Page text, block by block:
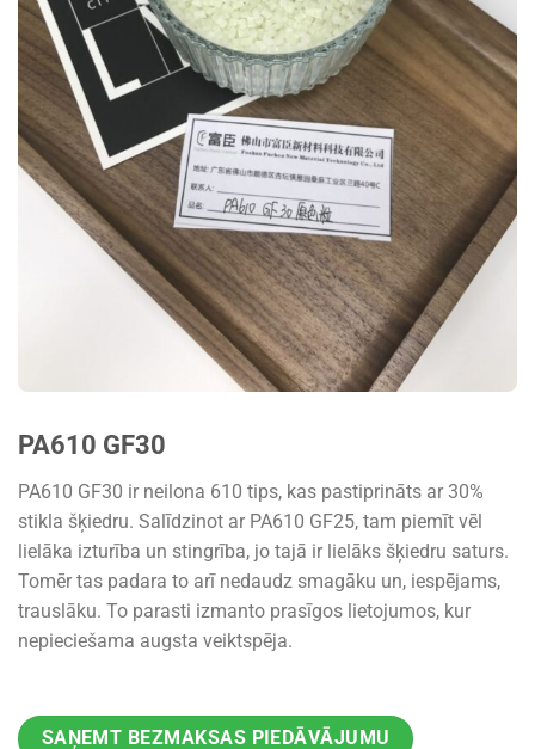
PA610 GF30
PA610 GF30 ir neilona 610 tips, kas pastiprināts ar 30%
stikla šķiedru. Salīdzinot ar PA610 GF25, tam piemīt vēl
lielāka izturība un stingrība, jo tajā ir lielāks šķiedru saturs.
Tomēr tas padara to arī nedaudz smagāku un, iespējams,
trauslāku. To parasti izmanto prasīgos lietojumos, kur
nepieciešama augsta veiktspēja.
SAŅEMT BEZMAKSAS PIEDĀVĀJUMU